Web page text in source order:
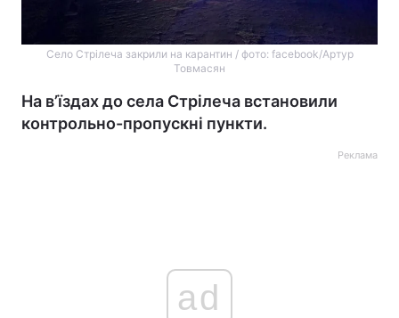
Село Стрілеча закрили на карантин / фото: facebook/Артур
Товмасян
На в’їздах до села Стрілеча встановили
контрольно-пропускні пункти.
Реклама
ad